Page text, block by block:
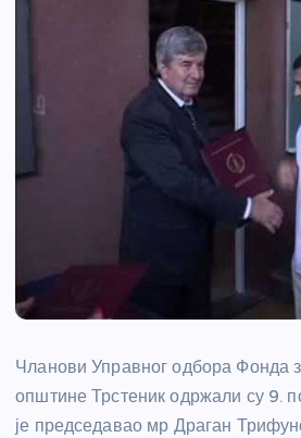
Чланови Управног одбора Фонда
општине Трстеник одржали су 9.
је председавао мр Драган